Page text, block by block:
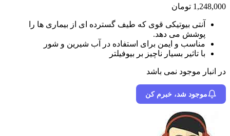
1,248,000 تومان
آنتی بیوتیکی قوی که طیف گسترده ای از بیماری ها را
پوشش می دهد.
مناسب و ایمن برای استفاده در آب شیرین و شور
با تاثیر بسیار ناچیز بر بیوفیلتر
در انبار موجود نمی باشد
موجود شد، خبرم کن